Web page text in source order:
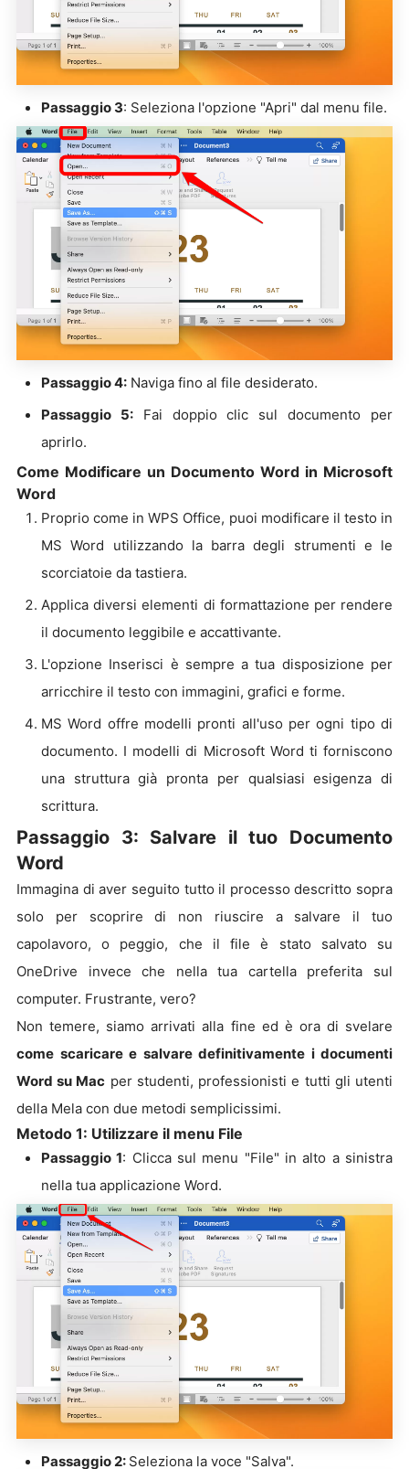
Passaggio 3: Seleziona l'opzione "Apri" dal menu file.
Passaggio 4: Naviga fino al file desiderato.
Passaggio 5:Fai doppio clic sul documento per
aprirlo.
Come Modificare un Documento Word in Microsoft
Word
Proprio come in WPS Office, puoi modificare il testo in
MS Word utilizzando la barra degli strumenti e le
scorciatoie da tastiera.
Applica diversi elementi di formattazione per rendere
il documento leggibile e accattivante.
L'opzione Inserisci è sempre a tua disposizione per
arricchire il testo con immagini, grafici e forme.
MS Word offre modelli pronti all'uso per ogni tipo di
documento. I modelli di Microsoft Word ti forniscono
una struttura già pronta per qualsiasi esigenza di
scrittura.
Passaggio 3: Salvare il tuo Documento
Word
Immagina di aver seguito tutto il processo descritto sopra
solo per scoprire di non riuscire a salvare il tuo
capolavoro, o peggio, che il file è stato salvato su
OneDrive invece che nella tua cartella preferita sul
computer. Frustrante, vero?
Non temere, siamo arrivati alla fine ed è ora di svelare
come scaricare e salvare definitivamente i documenti
Word su Mac per studenti, professionisti e tutti gli utenti
della Mela con due metodi semplicissimi.
Metodo 1: Utilizzare il menu File
Passaggio 1: Clicca sul menu "File" in alto a sinistra
nella tua applicazione Word.
Passaggio 2: Seleziona la voce "Salva".